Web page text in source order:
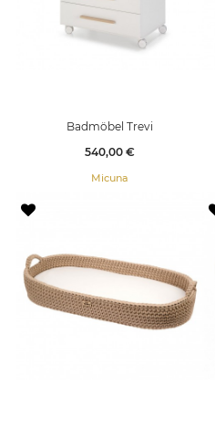
Badmöbel Trevi
Preis
540,00 €
Micuna